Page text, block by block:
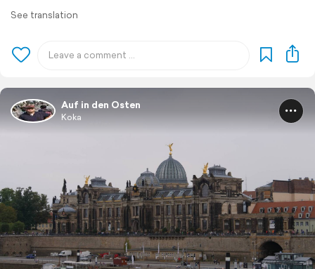
See translation
Auf in den Osten
Koka